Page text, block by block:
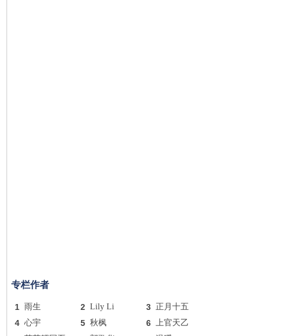
专栏作者
1 雨生 2 Lily Li 3 正月十五
4 心宇 5 秋枫 6 上官天乙